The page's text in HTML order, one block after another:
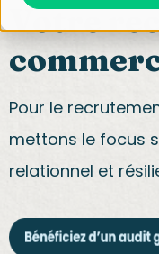
Votre
Pour le
mettons le focus
relationnel et